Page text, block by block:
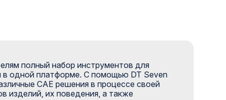
полный набор инструментов для
в одной платформе. С помощью DT Seven
CAE решения в процессе своей
изделий, их поведения, а также